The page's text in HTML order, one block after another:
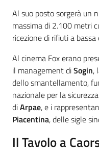
Al suo posto sorgerà un
massima di 2.100 metri
ricezione di rifiuti a
Al cinema Fox erano
il management diSogin,
dello smantellamento,
nazionale per la
diArpae, e i
Piacentina, delle sigle
Il Tavolo a